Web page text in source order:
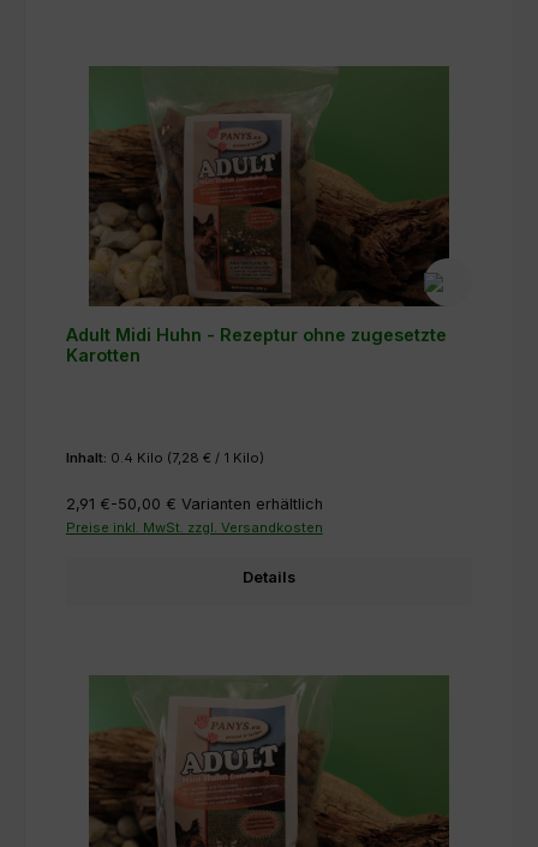
Adult Midi Huhn - Rezeptur ohne zugesetzte
Karotten
Inhalt: 0.4 Kilo (7,28 € / 1 Kilo)
2,91 €-50,00 € Varianten erhältlich
Preise inkl. MwSt. zzgl. Versandkosten
Details